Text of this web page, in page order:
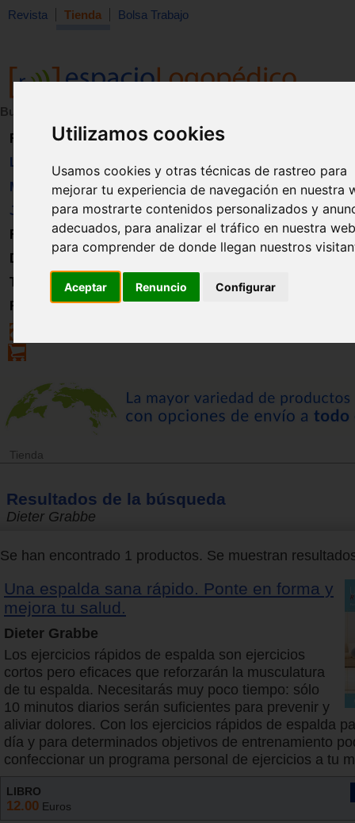
Utilizamos cookies
Usamos cookies y otras técnicas de rastreo para
mejorar tu experiencia de navegación en nuestra
para mostrarte contenidos personalizados y
adecuados, para analizar el tráfico en nuestra
para comprender de donde llegan nuestros
Aceptar Renuncio Configurar
Revista Tienda Bolsa Trabajo
Buscar:
Revista
Libros
Material
Juguetes
Formación
Directorio
Trabajo
Registro
Tienda
Resultados de la búsqueda
Dieter Grabbe
Se han encontrado 1 productos. Se muestran
Una espalda sana rápido. Ponte en forma y
mejora tu salud.
Dieter Grabbe
Los ejercicios rápidos de espalda son ejercicios
cortos pero eficaces que reforzarán la musculatura
de tu espalda. Necesitarás muy poco tiempo: sólo
10 minutos diarios serán suficientes para prevenir y
aliviar dolores. Con los ejercicios rápidos de espalda
día y para determinados objetivos de entrenamiento
confeccionar un programa personal de ejercicios a tu
LIBRO
12.00 Euros